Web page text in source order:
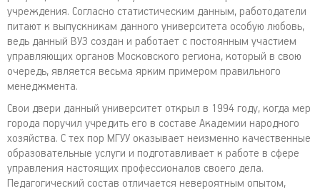
учреждения. Согласно статистическим данным, работодатели
питают к выпускникам данного университета особую любовь,
ведь данный ВУЗ создан и работает с постоянным участием
управляющих органов Московского региона, который в свою
очередь, является весьма ярким примером правильного
менеджмента.
Свои двери данный университет открыл в 1994 году, когда мер
города поручил учредить его в составе Академии народного
хозяйства. С тех пор МГУУ оказывает неизменно качественные
образовательные услуги и подготавливает к работе в сфере
управления настоящих профессионалов своего дела.
Педагогический состав отличается невероятным опытом,